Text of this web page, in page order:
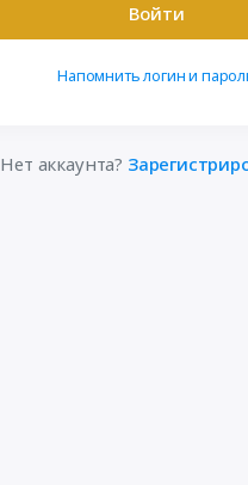
Войти
Напомнить логин и
Нет аккаунта?